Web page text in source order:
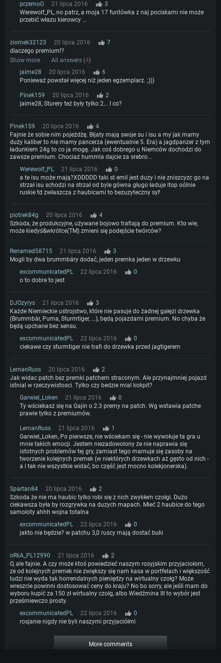
przemoO 21 lipca 2016
3
Werewolf_PL, no patrz, a moja 17 funtówka z naj pociskami nie może
przebić włazu kierowcy ...
ziomek32123 20 lipca 2016
7
dlaczego premium!?
Show more
All answers (4)
jaime28
20 lipca 2016
6
Ponieważ powstał więcej niż jeden egzemplarz. ;)))
Pinek159 20 lipca 2016
2
jaime28, Sturery też były tylko 2... I co?
Pinek159 20 lipca 2016
4
Fajnie że sobie nim pojeżdżę. Bljaty mają swoje su i isu a my jak mamy
duży kaliber to nie mamy pancerza (ewentualnie 5. Era) a jagdpanzer z tym
ładunkiem 24g to co ja mogę. Jak coś dobrego u Niemców dochodzi do
zawsze premium. Chociaż hummla dajcie za srebro...
Werewolf_PL
21 lipca 2016
0
a te isu może mają?XDDDDD taki st emil jest duzy i nie zniszcyzc go na
strzał isu schodzi na strzał od byle gówna gługo ładuje itop oólnie
ruskie td zwłaszcza z haubicami to bezuzyteczny syf
piotrek84g 20 lipca 2016
4
Szkoda, że produkcyjne, używane bojowo trafiają do premium. Kto wie,
może kiedyś&wkrótce(TM) zmieni się podejście twórców?
Renamed58715 21 lipca 2016
3
Mogli by dwa brummbäry dodać, jeden premka jeden w drzewku
excommunicatedPL
22 lipca 2016
0
o to dobre to jest
DJOzyrys 21 lipca 2016
3
Każde Niemieckie ustrojstwo, które nie pasuje do żadnej gałęzi drzewka
(Brummbär, Puma, Sturmtiger, ...), będą pojazdami premium. No chyba że
będą upchane bez sensu.
excommunicatedPL
22 lipca 2016
0
ciekawe czy sturmtiger nie trafi do drzewka przed jagtigerem
LernanRuss 20 lipca 2016
2
Jak widac patch bez premki patchem straconym. Ale przynajmniej pojazd
istnial w rzeczywistosci. Tylko czy bedzie mial kokpit?
Garwiel_Loken
21 lipca 2016
0
Ty wściekasz się na Gajin o 2.3 premy na patch. Wg wstawia patche
prawie tylko z premiumów.
LernanRuss 21 lipca 2016
1
Garwiel_Loken, Po pierwsze, nie wściekam się - nie wywołuje ta gra u
mnie takich emocji. Jestem niezadowolony że nie naprawia się
istotnych problemów tej gry, zamiast tego marnuje się zasoby na
tworzenie kolejnych premek (w niektórych drzewkach aż gęsto od nich -
a i tak nie wszystkie widać, bo część jest mocno kolekjonerska).
Spartan84 20 lipca 2016
2
Szkoda że nie ma haubic tylko robi się z nich zwykłem czołgi. Dużo
ciekawsza była by rozgrywka na duzych mapach. Mieć 2 haubice do tego
samoloty ahhh wojna totalna
excommunicatedPL
22 lipca 2016
0
jakto nie będzie? w patchu 3,0 ruscy mają dostać buki
oRkA_PL12990 21 lipca 2016
2
O, ale fajnie. A czy może ktoś powiedzieć naszym rosyjskim przyjaciołom,
ze od kolejnych premek nie zwiększy się nam kasa w portfelach i większość
ludzi nie wyda tak horrendalnych pieniędzy na wirtualny czołg? Może
wreszcie powinni dostosować ceny do kraju? No bo sorry, ale jeśli mam do
wyboru kupić za 150 zł wirtualny czołg, albo Wiedźmina III to wybór jest
prześmiewczo prosty.
excommunicatedPL
22 lipca 2016
0
rosjanie nigdy nie byli naszymi przyjaciółmi
More comments